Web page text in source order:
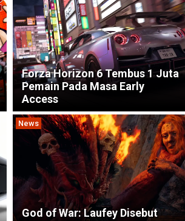
Forza Horizon 6 Tembus 1 Juta
Pemain Pada Masa Early
Access
News
God of War: Laufey Disebut